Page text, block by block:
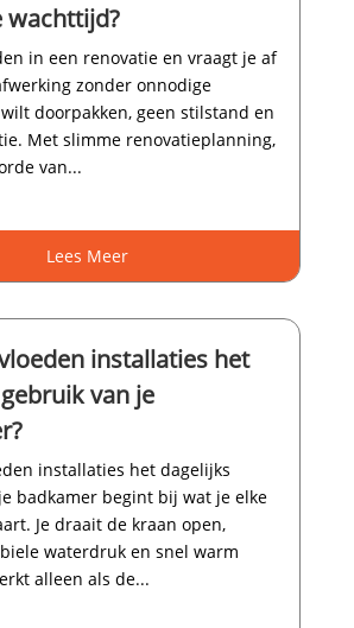
wachttijd?
in een renovatie en vraagt je af
zonder onnodige
doorpakken, geen stilstand en
Met slimme renovatieplanning,
van...
Lees Meer
installaties het
van je
installaties het dagelijks
badkamer begint bij wat je elke
Je draait de kraan open,
waterdruk en snel warm
alleen als de...